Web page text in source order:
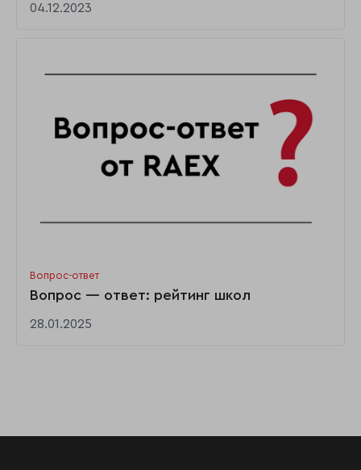
04.12.2023
Вопрос-ответ
Вопрос — ответ: рейтинг школ
28.01.2025